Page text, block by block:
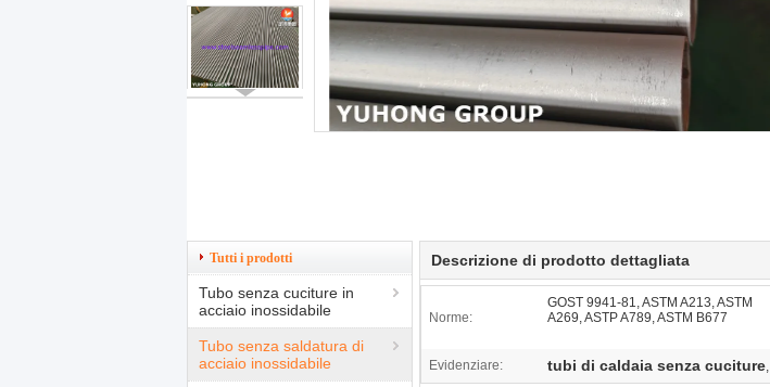
Tutti i prodotti
Tubo senza cuciture in
acciaio inossidabile
Tubo senza saldatura di
acciaio inossidabile
Descrizione di prodotto dettagliata
Norme:
GOST 9941-81, ASTM A213, ASTM
A269, ASTP A789, ASTM B677
Evidenziare: tubi di caldaia senza cuciture,